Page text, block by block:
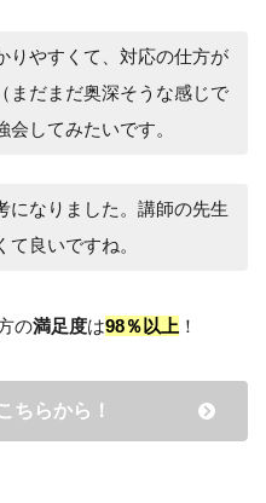
りやすくて、対応の仕方が
まだまだ奥深そうな感じで
してみたいです。
になりました。講師の先生
良いですね。
の満足度は98％以上 ！
ちらから！